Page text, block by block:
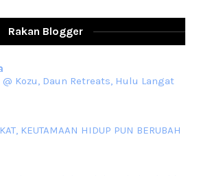
salam sejahtera dan salam rindu untuk semua.
KELEDEK UNGU
salam semua. Masih belum terlambat untuk che
MERAH
salam semua. Hari ni 4 Zulhijjah 1444 Hijrah,
Rakan Blogger
Kozu, Daun Retreats, Hulu Langat
KEUTAMAAN HIDUP PUN BERUBAH